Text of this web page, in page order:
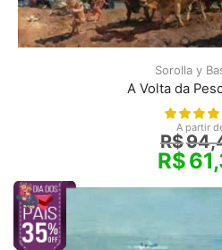
Sorolla y
A Volta da
A partir
R$
R$